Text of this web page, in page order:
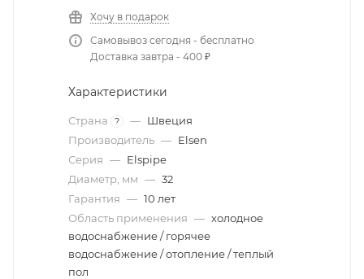
Хочу в подарок
Самовывоз сегодня - бесплатно
Доставка завтра - 400 ₽
Характеристики
Страна ? — Швеция
Производитель — Elsen
Серия — Elspipe
Диаметр, мм — 32
Гарантия — 10 лет
Область применения — холодное
водоснабжение / горячее
водоснабжение / отопление / теплый
пол